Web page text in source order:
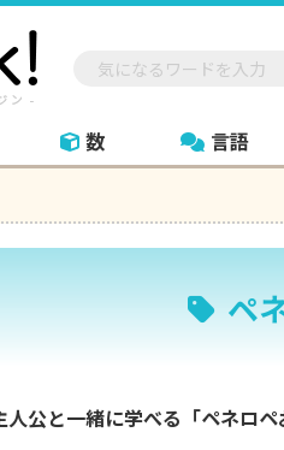
数 言語
ペ
人公と一緒に学べる「ペネロペ